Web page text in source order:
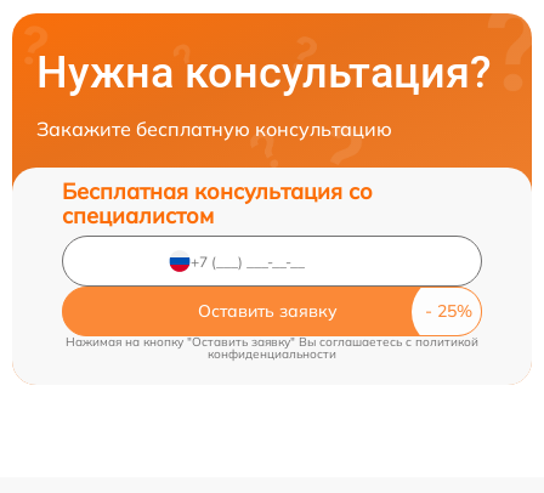
Нужна консультация?
Закажите бесплатную консультацию
Бесплатная консультация со
специалистом
Оставить заявку
Нажимая на кнопку "Оставить заявку" Вы соглашаетесь c политикой
конфиденциальности